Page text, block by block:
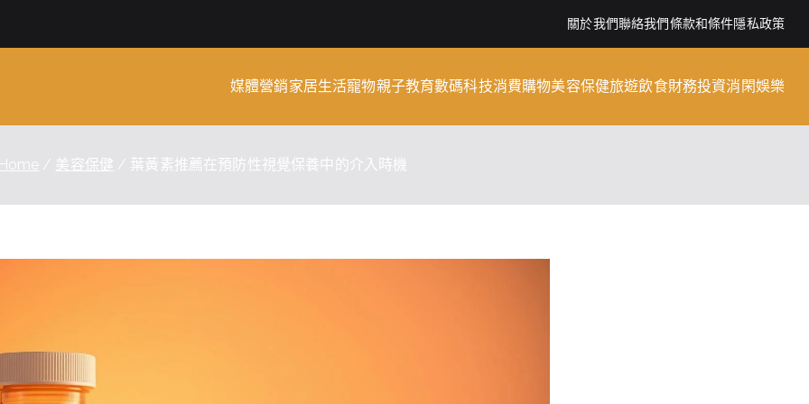
關於我們聯絡我們條款和條件隱私政策
媒體營銷家居生活寵物親子教育數碼科技消費購物美容保健旅遊飲食財務投資消閑娛樂
Home 美容保健 葉黃素推薦在預防性視覺保養中的介入時機